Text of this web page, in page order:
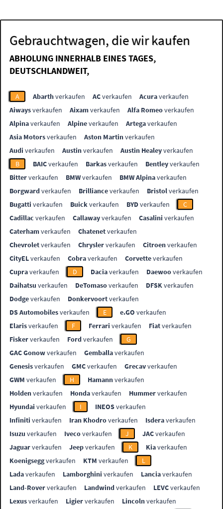
Gebrauchtwagen, die wir kaufen
ABHOLUNG INNERHALB EINES TAGES,
DEUTSCHLANDWEIT,
A Abarthverkaufen ACverkaufen Acuraverkaufen
Aiwaysverkaufen Aixamverkaufen Alfa Romeoverkaufen
Alpinaverkaufen Alpineverkaufen Artegaverkaufen
Asia Motorsverkaufen Aston Martinverkaufen
Audi verkaufen Austinverkaufen Austin Healeyverkaufen
B
BAICverkaufen Barkasverkaufen Bentleyverkaufen
Bitterverkaufen BMWverkaufen BMW Alpinaverkaufen
Borgwardverkaufen Brillianceverkaufen Bristolverkaufen
Bugatti verkaufen Buickverkaufen BYDverkaufen
C
Cadillac verkaufen Callawayverkaufen Casalini verkaufen
Caterhamverkaufen Chatenetverkaufen
Chevroletverkaufen Chryslerverkaufen Citroenverkaufen
CityELverkaufen Cobraverkaufen Corvetteverkaufen
Cupraverkaufen D Daciaverkaufen Daewooverkaufen
Daihatsu verkaufen DeTomasoverkaufen DFSKverkaufen
Dodgeverkaufen Donkervoortverkaufen
DS Automobilesverkaufen E e.GO verkaufen
Elarisverkaufen F Ferrari verkaufen Fiatverkaufen
Fiskerverkaufen Fordverkaufen
G
GAC Gonowverkaufen Gemballaverkaufen
Genesisverkaufen GMCverkaufen Grecavverkaufen
GWM verkaufen H Hamannverkaufen
Holdenverkaufen Hondaverkaufen Hummerverkaufen
Hyundai verkaufen I INEOSverkaufen
Infiniti verkaufen Iran Khodroverkaufen Isderaverkaufen
Isuzu verkaufen Ivecoverkaufen J JACverkaufen
Jaguarverkaufen Jeepverkaufen K Kiaverkaufen
Koenigseggverkaufen KTM verkaufen
L
Ladaverkaufen Lamborghini verkaufen Lanciaverkaufen
Land-Roververkaufen Landwindverkaufen LEVCverkaufen
Lexusverkaufen Ligierverkaufen Lincolnverkaufen